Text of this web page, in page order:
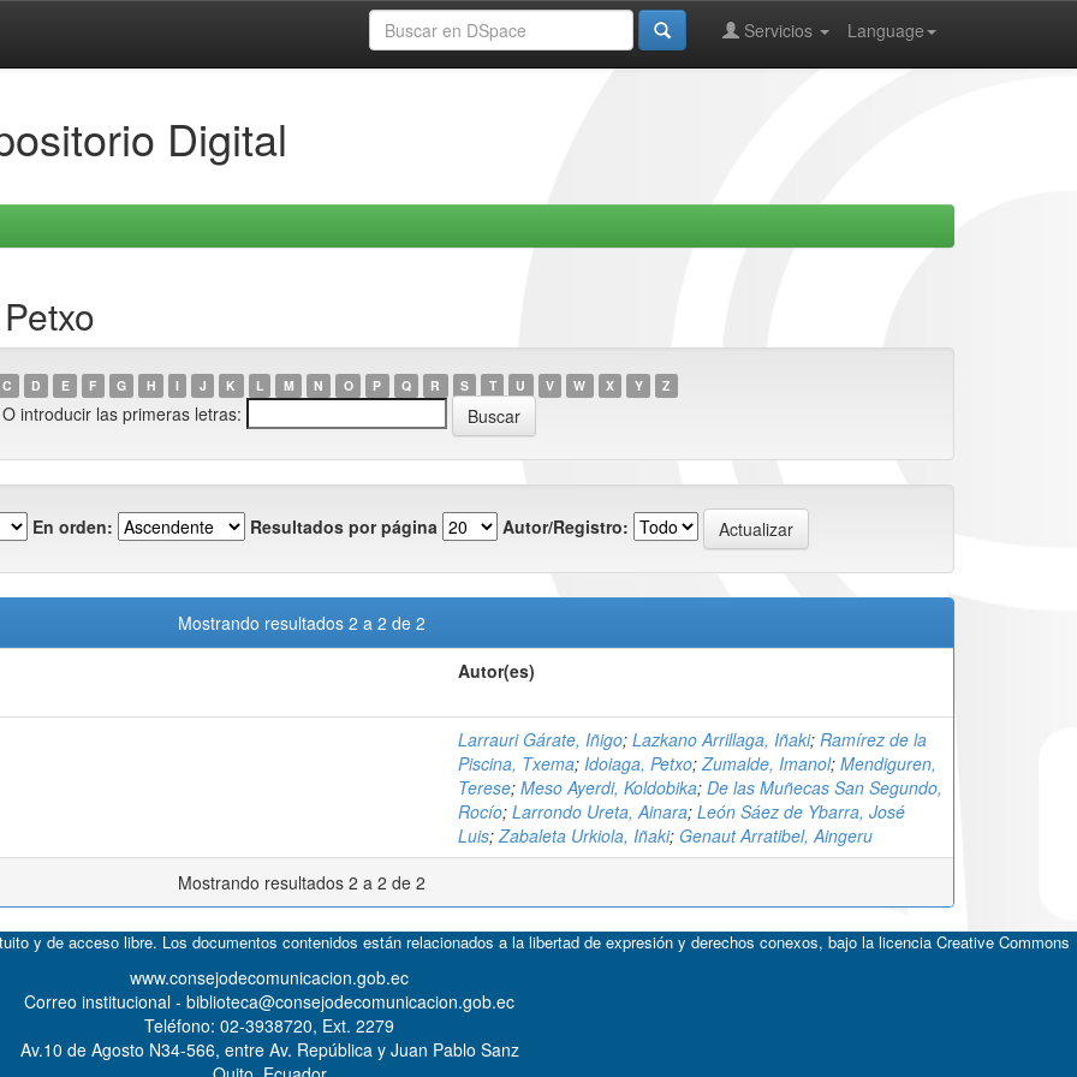
Language
Servicios
Digital
C D E F G H I J K L M N O P Q R S T U V W X Y Z
O introducir las primeras letras:
En orden: Resultados por página Autor/Registro:
Mostrando resultados 2 a 2 de 2
Autor(es)
Larrauri Gárate, Iñigo; Lazkano Arrillaga, Iñaki; Ramírez de la
Piscina, Txema; Idoiaga, Petxo;Zumalde, Imanol; Mendiguren,
Terese; Meso Ayerdi, Koldobika; De las Muñecas San Segundo,
Rocío; Larrondo Ureta, Ainara; León Sáez de Ybarra, José
Luis;Zabaleta Urkiola, Iñaki; Genaut Arratibel, Aingeru
Mostrando resultados 2 a 2 de 2
y de acceso libre. Los documentos contenidos están relacionados a la libertad de expresión y derechos conexos, bajo la licencia Creative Commons
www.consejodecomunicacion.gob.ec
Correo institucional - biblioteca@consejodecomunicacion.gob.ec
Teléfono: 02-3938720, Ext. 2279
Av.10 de Agosto N34-566, entre Av. República y Juan Pablo Sanz